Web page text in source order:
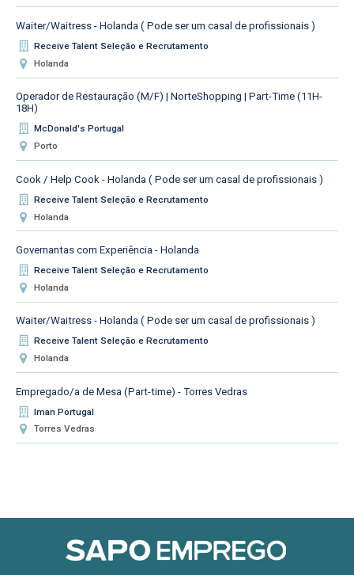
Waiter/Waitress - Holanda ( Pode ser um casal de profissionais )
Receive Talent Seleção e Recrutamento
Holanda
Operador de Restauração (M/F) | NorteShopping | Part-Time (11H-
18H)
McDonald's Portugal
Porto
Cook / Help Cook - Holanda ( Pode ser um casal de profissionais )
Receive Talent Seleção e Recrutamento
Holanda
Governantas com Experiência - Holanda
Receive Talent Seleção e Recrutamento
Holanda
Waiter/Waitress - Holanda ( Pode ser um casal de profissionais )
Receive Talent Seleção e Recrutamento
Holanda
Empregado/a de Mesa (Part-time) - Torres Vedras
Iman Portugal
Torres Vedras